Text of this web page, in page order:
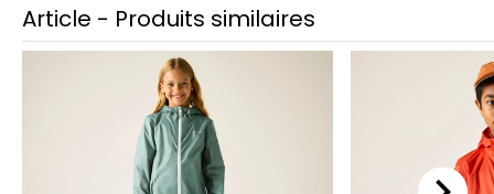
Article - Produits similaires